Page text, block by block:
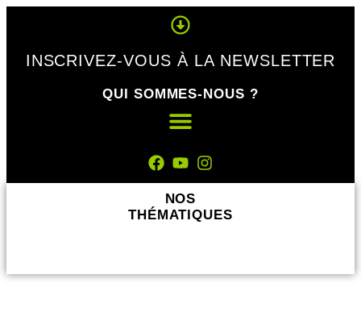
Panneau de gestion des cookies
INSCRIVEZ-VOUS À LA NEWSLETTER
QUI SOMMES-NOUS ?
NOS
THÉMATIQUES